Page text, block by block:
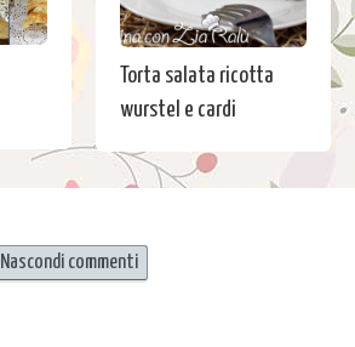
Torta salata ricotta
wurstel e cardi
Nascondi commenti